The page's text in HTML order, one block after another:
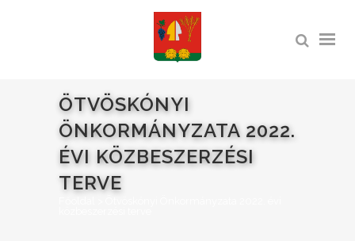
ÖTVÖSKÓNYI
ÖNKORMÁNYZATA 2022.
ÉVI KÖZBESZERZÉSI
TERVE